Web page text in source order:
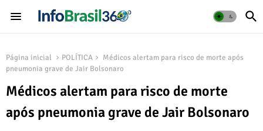
Página inicial POLÍTICA
Médicos alertam para risco de morte após
pneumonia grave de Jair Bolsonaro
Médicos alertam para risco de morte
após pneumonia grave de Jair Bolsonaro